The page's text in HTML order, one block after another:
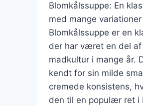
Blomkålssuppe: En
med mange variationer
Blomkålssuppe er en
der har været en del af
madkultur i mange år.
kendt for sin milde
cremede konsistens,
den til en populær ret i